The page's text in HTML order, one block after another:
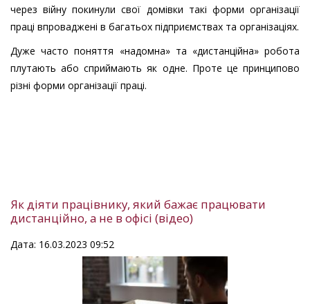
через війну покинули свої домівки такі форми організації
праці впроваджені в багатьох підприємствах та організаціях.
Дуже часто поняття «надомна» та «дистанційна» робота
плутають або сприймають як одне. Проте це принципово
різні форми організації праці.
Як діяти працівнику, який бажає працювати
дистанційно, а не в офісі (відео)
Дата: 16.03.2023 09:52